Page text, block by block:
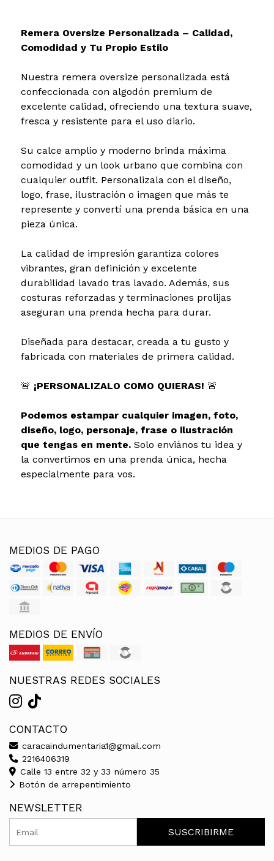
Remera Oversize Personalizada – Calidad,
Comodidad y Tu Propio Estilo
Nuestra remera oversize personalizada está
confeccionada con algodón premium de
excelente calidad, ofreciendo una textura suave,
fresca y resistente para el uso diario.
Su calce amplio y moderno brinda máxima
comodidad y un look urbano que combina con
cualquier outfit. Personalizala con el diseño,
logo, frase, ilustración o imagen que más te
represente y convertí una prenda básica en una
pieza única.
La calidad de impresión garantiza colores
vibrantes, gran definición y excelente
durabilidad lavado tras lavado. Además, sus
costuras reforzadas y terminaciones prolijas
aseguran una prenda hecha para durar.
Diseñada para destacar, creada a tu gusto y
fabricada con materiales de primera calidad.
🚨 ¡PERSONALIZALO COMO QUIERAS! 🚨
Podemos estampar cualquier imagen, foto,
diseño, logo, personaje, frase o ilustración
que tengas en mente.Solo enviános tu idea y
la convertimos en una prenda única, hecha
especialmente para vos.
MEDIOS DE PAGO
MEDIOS DE ENVÍO
NUESTRAS REDES SOCIALES
CONTACTO
caracaindumentaria1@gmail.com
2216406319
Calle 13 entre 32 y 33 número 35
Botón de arrepentimiento
NEWSLETTER
SUSCRIBIRME